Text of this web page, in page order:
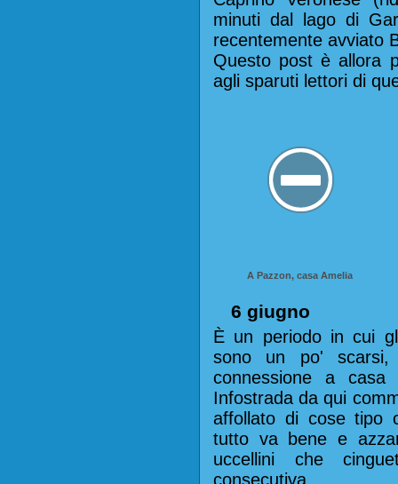
minuti dal lago di
recentemente avviato
Questo post è allora
agli sparuti lettori di
A Pazzon, casa Amelia
6 giugno
È un periodo in cui
sono un po' scarsi,
connessione a
Infostrada da qui
affollato di cose tipo
tutto va bene e
uccellini che
consecutiva.